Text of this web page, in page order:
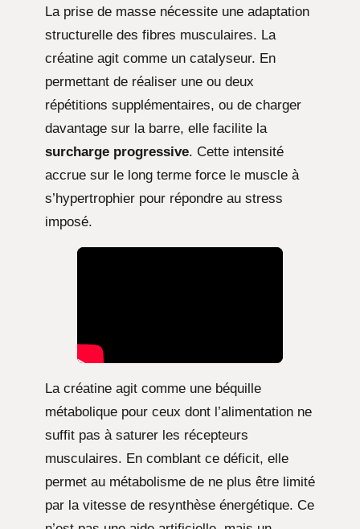
La prise de masse nécessite une adaptation
structurelle des fibres musculaires. La
créatine agit comme un catalyseur. En
permettant de réaliser une ou deux
répétitions supplémentaires, ou de charger
davantage sur la barre, elle facilite la
surcharge progressive. Cette intensité
accrue sur le long terme force le muscle à
s’hypertrophier pour répondre au stress
imposé.
La créatine agit comme une béquille
métabolique pour ceux dont l’alimentation ne
suffit pas à saturer les récepteurs
musculaires. En comblant ce déficit, elle
permet au métabolisme de ne plus être limité
par la vitesse de resynthèse énergétique. Ce